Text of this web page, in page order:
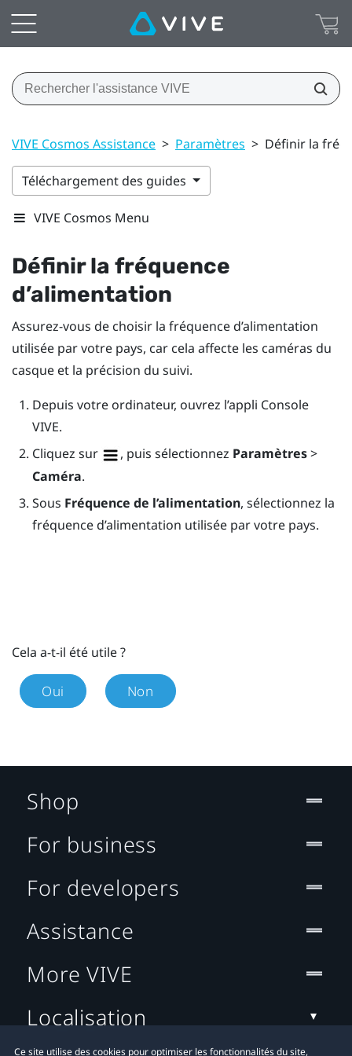
VIVE Cosmos Assistance > Paramètres > Définir la
Téléchargement des guides
VIVE Cosmos Menu
Définir la fréquence
d’alimentation
Assurez-vous de choisir la fréquence d’alimentation
utilisée par votre pays, car cela affecte les caméras du
casque et la précision du suivi.
Depuis votre ordinateur, ouvrez l’appli Console
VIVE.
Cliquez sur
, puis sélectionnez Paramètres>
Caméra.
Sous Fréquence de l’alimentation, sélectionnez la
fréquence d’alimentation utilisée par votre pays.
Cela a-t-il été utile ?
Oui Non
Ce site utilise des cookies pour optimiser les fonctionnalités du site,
Shop
For business
For developers
Assistance
More VIVE
Localisation